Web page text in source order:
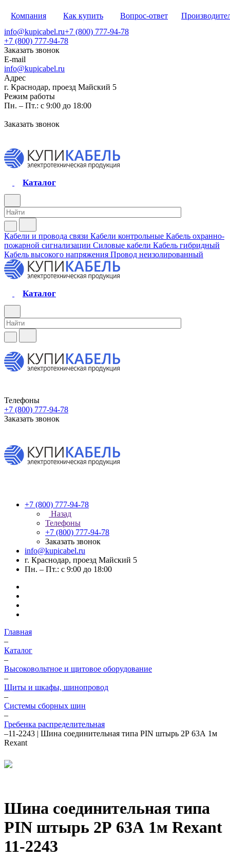
Компания Как купить Вопрос-ответ
info@kupicabel.ru+7 (800) 777-94-78
+7 (800) 777-94-78
Заказать звонок
E-mail
info@kupicabel.ru
Адрес
г. Краснодар, проезд Майский 5
Режим работы
Пн. – Пт.: с 9:00 до 18:00
Заказать звонок
Каталог
Кабели и провода связи Кабели контрольные Кабель охранно-
пожарной сигнализации Силовые кабели Кабель гибридный
Кабель высокого напряжения Провод неизолированный
Каталог
Телефоны
+7 (800) 777-94-78
Заказать звонок
+7 (800) 777-94-78
Назад
Телефоны
+7 (800) 777-94-78
Заказать звонок
info@kupicabel.ru
г. Краснодар, проезд Майский 5
Пн. – Пт.: с 9:00 до 18:00
Главная
–
Каталог
–
Высоковольтное и щитовое оборудование
–
Щиты и шкафы, шинопровод
–
Системы сборных шин
–
Гребенка распределительная
–11-2243 | Шина соединительная типа PIN штырь 2Р 63А 1м
Rexant
Шина соединительная типа
PIN штырь 2Р 63А 1м Rexant
11-2243